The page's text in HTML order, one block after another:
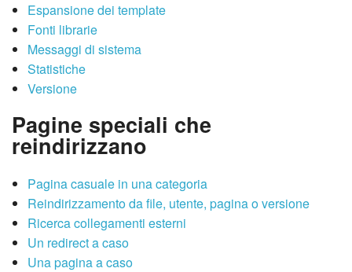
Espansione dei template
Fonti librarie
Messaggi di sistema
Statistiche
Versione
Pagine speciali che
reindirizzano
Pagina casuale in una categoria
Reindirizzamento da file, utente, pagina o versione
Ricerca collegamenti esterni
Un redirect a caso
Una pagina a caso